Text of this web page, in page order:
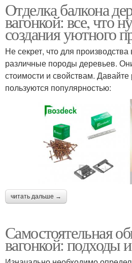
Отделка балкона
вагонкой: все, что
создания уютного
Не секрет, что для производства
различные породы деревьев.
стоимости и свойствам. Давайте
пользуются популярностью:
читать дальше →
Самостоятельная
вагонкой: подходы